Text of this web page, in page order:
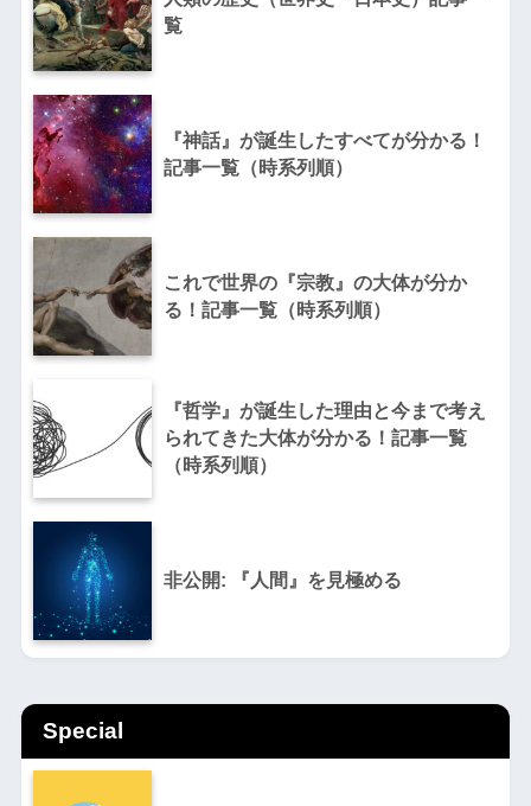
覧
『神話』が誕生したすべてが分かる！
記事一覧（時系列順）
これで世界の『宗教』の大体が分か
る！記事一覧（時系列順）
『哲学』が誕生した理由と今まで考え
られてきた大体が分かる！記事一覧
（時系列順）
非公開: 『人間』を見極める
Special